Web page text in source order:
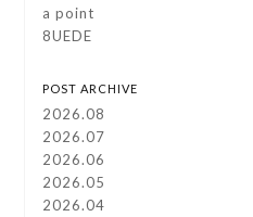
a point
8UEDE
POST ARCHIVE
2026.08
2026.07
2026.06
2026.05
2026.04